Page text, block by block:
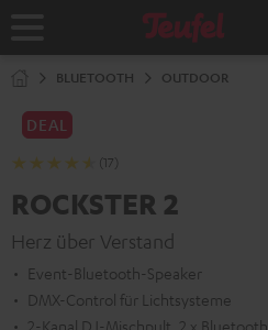
Startseite
BLUETOOTH OUTDOOR
DEAL
(17)
ROCKSTER 2
Herz über Verstand
Event-Bluetooth-Speaker
DMX-Control für Lichtsysteme
2-Kanal DJ-Mischpult, 2 x Bluetooth